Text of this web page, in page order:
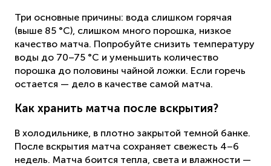
Три основные причины: вода слишком горячая
(выше 85 °C), слишком много порошка, низкое
качество матча. Попробуйте снизить температуру
воды до 70–75 °C и уменьшить количество
порошка до половины чайной ложки. Если горечь
остается — дело в качестве самой матча.
Как хранить матча после вскрытия?
В холодильнике, в плотно закрытой темной банке.
После вскрытия матча сохраняет свежесть 4–6
недель. Матча боится тепла, света и влажности —